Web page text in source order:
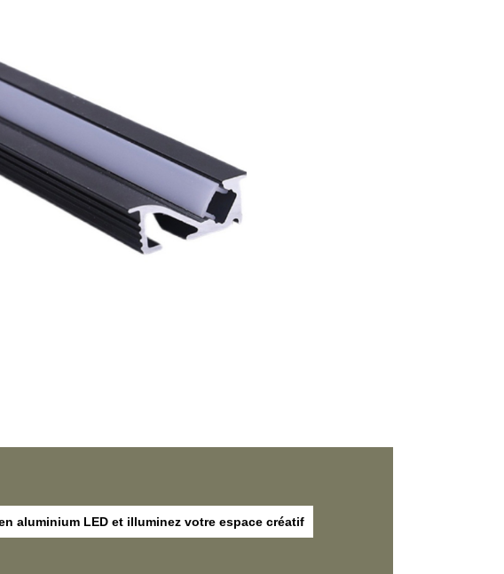
aluminium LED et illuminez votre espace créatif